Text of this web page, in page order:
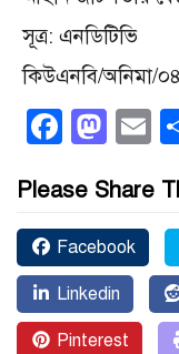
সূত্র: এনডিটিভি
কিউএনবি/অনিমা/
Please Share
Facebook
Linkedin
Pinterest